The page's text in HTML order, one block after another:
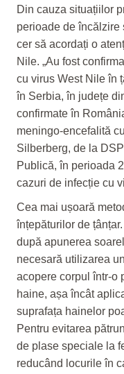
Din cauza situațiilor
perioade de încălzire
cer să acordați o
Nile. „Au fost
cu virus West Nile în
în Serbia, în județe
confirmate în
meningo-encefalită
Silberberg, de la
Publică, în perioada
cazuri de infecție cu
Cea mai ușoară
înțepăturilor de
după apunerea
necesară utilizarea
acopere corpul într-o
haine, așa încât
suprafața hainelor
Pentru evitarea
de plase speciale la
reducând locurile în